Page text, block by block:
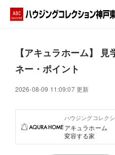
イベント情報・プレゼント
好みからモデルハウスを探す
住まいづくりお役立ち情報
【アキュラホーム】
ネー・ポイント
2026-08-09 11:09:07 更新
ハウジングコレク
アキュラホーム
変容する家